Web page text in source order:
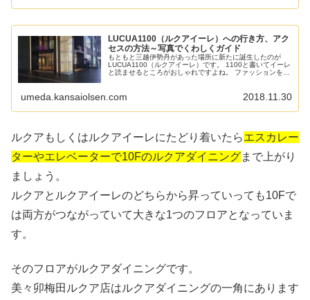
LUCUA1100（ルクアイーレ）への行き方、アク
セスの方法～写真でくわしくガイド
もともと三越伊勢丹があった場所に新たに誕生したのが
LUCUA1100（ルクアイーレ）です。 1100と書いてイーレ
と読ませるところがおしゃれですよね。 ファッションを中
umeda.kansaiolsen.com 2018.11.30
ルクアもしくはルクアイーレにたどり着いたらエスカレー
ターやエレベーターで10Fのルクアダイニングまで上がり
ましょう。
ルクアとルクアイーレのどちらから昇っていっても10Fで
は両方がつながっていて大きな1つのフロアとなっていま
す。
そのフロアがルクアダイニングです。
美々卯梅田ルクア店はルクアダイニングの一角にあります